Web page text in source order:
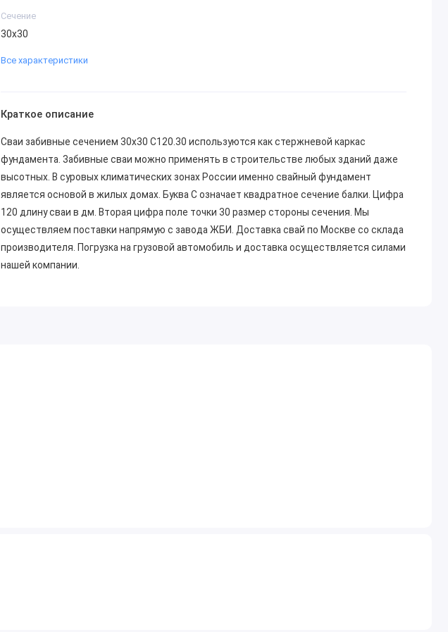
Сечение
30х30
Все характеристики
Краткое описание
Сваи забивные сечением 30х30 С120.30 используются как стержневой каркас
фундамента. Забивные сваи можно применять в строительстве любых зданий даже
высотных. В суровых климатических зонах России именно свайный фундамент
является основой в жилых домах. Буква С означает квадратное сечение балки. Цифра
120 длину сваи в дм. Вторая цифра поле точки 30 размер стороны сечения. Мы
осуществляем поставки напрямую с завода ЖБИ. Доставка свай по Москве со склада
производителя. Погрузка на грузовой автомобиль и доставка осуществляется силами
нашей компании.